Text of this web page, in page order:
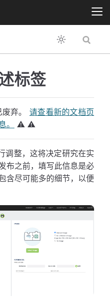
标签
废弃。请查看新的文档页
。
⚠️ ⚠️
调整，这将决定研究在实
布之前，填写此信息是必
含尽可能多的细节，以便